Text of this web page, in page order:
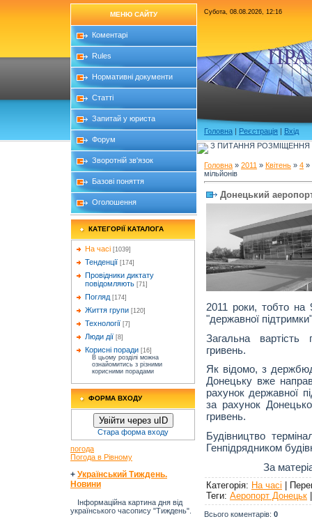
МЕНЮ САЙТУ
Коментарі
Rules
Нормативні документи
Статті
Запитай у юриста
Форум
Зворотній зв'язок
Базові поняття
Оголошення
КАТЕГОРІЇ КАТАЛОГА
На часі [1039]
Тенденції [174]
Провідники диктату
повідомляють [71]
Погляд [174]
Життя групи [120]
Технології [7]
Люди дії [8]
Корисні поради [16]
В цьому розділі можна
ознайомитись з різними
корисними порадами
ФОРМА ВХОДУ
Увійти через uID
Стара форма входу
погода
Погода в Рівному
+ Український Тиждень.
Новини
Інформаційна картина дня від
українського часопису "Тиждень".
Субота, 08.08.2026, 12:16
Головна | Реєстрація | Вхід
З ПИТАННЯ РОЗМІЩЕННЯ
Головна » 2011 » Квітень » 4 »
мільйонів
Донецький
2011 роки, тобто на
"державної
Загальна
гривень.
Як відомо, з
Донецьку вже
рахунок державної
за рахунок
гривень.
Будівництво
Генпідрядником
За
Категорія: На часі |
Теги: Аеропорт Донецьк
Всього коментарів: 0